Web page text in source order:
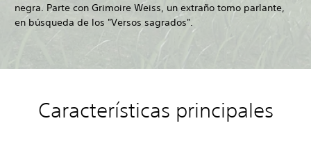
negra. Parte con Grimoire Weiss, un extraño tomo parlante,
en búsqueda de los "Versos sagrados".
Características principales